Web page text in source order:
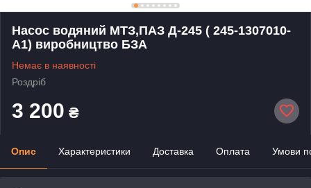
Насос водяний МТЗ,ПАЗ Д-245 ( 245-1307010-
А1) виробництво БЗА
Немає в наявності
Роздріб
3 200 ₴
Опис Характеристики Доставка Оплата Умови